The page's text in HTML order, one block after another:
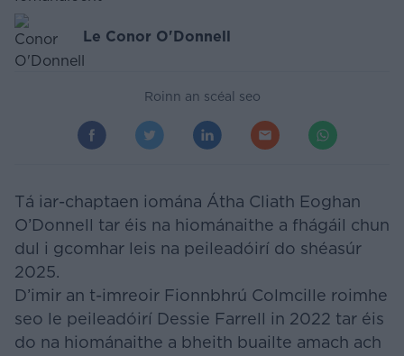
Le Conor O'Donnell
Roinn an scéal seo
Tá iar-chaptaen iomána Átha Cliath Eoghan
O’Donnell tar éis na hiománaithe a fhágáil chun
dul i gcomhar leis na peileadóirí do shéasúr
2025.
D’imir an t-imreoir Fionnbhrú Colmcille roimhe
seo le peileadóirí Dessie Farrell in 2022 tar éis
do na hiománaithe a bheith buailte amach ach